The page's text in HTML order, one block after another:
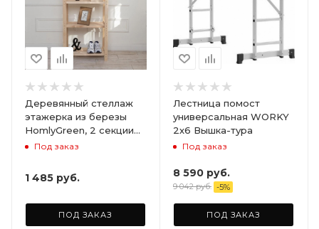
Деревянный стеллаж
этажерка из березы
HomlyGreen, 2 секции
на 5 полок. Размер
Под заказ
1 485 руб.
ПОД ЗАКАЗ
Лестница помост
универсальная WORKY
2х6 Вышка-тура
Под заказ
8 590 руб.
9 042руб. -5%
ПОД ЗАКАЗ